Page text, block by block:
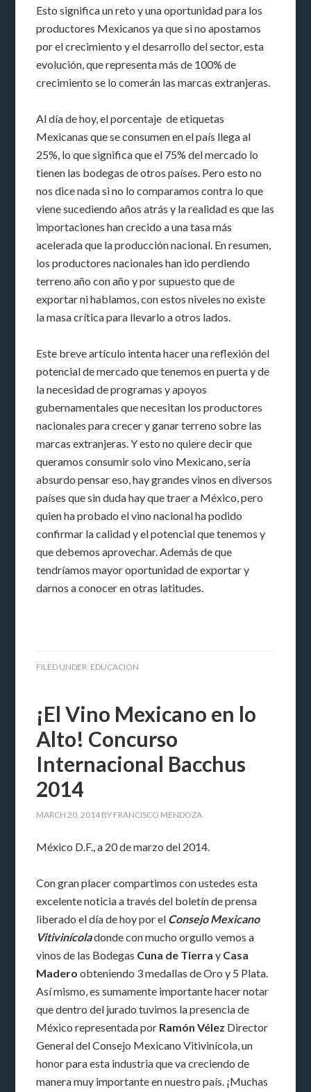
Esto significa un reto y una oportunidad para los
productores Mexicanos ya que si no apostamos
por el crecimiento y el desarrollo del sector, esta
evolución, que representa más de 100% de
crecimiento se lo comerán las marcas extranjeras.
Al día de hoy, el porcentaje de etiquetas
Mexicanas que se consumen en el país llega al
25%, lo que significa que el 75% del mercado lo
tienen las bodegas de otros países. Pero esto no
nos dice nada si no lo comparamos contra lo que
viene sucediendo años atrás y la realidad es que las
importaciones han crecido a una tasa más
acelerada que la producción nacional. En resumen,
los productores nacionales han ido perdiendo
terreno año con año y por supuesto que de
exportar ni hablamos, con estos niveles no existe
la masa crítica para llevarlo a otros lados.
Este breve artículo intenta hacer una reflexión del
potencial de mercado que tenemos en puerta y de
la necesidad de programas y apoyos
gubernamentales que necesitan los productores
nacionales para crecer y ganar terreno sobre las
marcas extranjeras. Y esto no quiere decir que
queramos consumir solo vino Mexicano, sería
absurdo pensar eso, hay grandes vinos en diversos
países que sin duda hay que traer a México, pero
quien ha probado el vino nacional ha podido
confirmar la calidad y el potencial que tenemos y
que debemos aprovechar. Además de que
tendríamos mayor oportunidad de exportar y
darnos a conocer en otras latitudes.
FILED UNDER: EDUCACION
¡El Vino Mexicano en lo
Alto! Concurso
Internacional Bacchus
2014
MARCH 20, 2014 BY FRANCISCO MENDOZA
México D.F., a 20 de marzo del 2014.
Con gran placer compartimos con ustedes esta
excelente noticia a través del boletín de prensa
liberado el día de hoy por el Consejo Mexicano
Vitivinícoladonde con mucho orgullo vemos a
vinos de las Bodegas Cuna de Tierra y Casa
Madero obteniendo 3 medallas de Oro y 5 Plata.
Así mismo, es sumamente importante hacer notar
que dentro del jurado tuvimos la presencia de
México representada por Ramón Vélez Director
General del Consejo Mexicano Vitivinícola, un
honor para esta industria que va creciendo de
manera muy importante en nuestro país. ¡Muchas